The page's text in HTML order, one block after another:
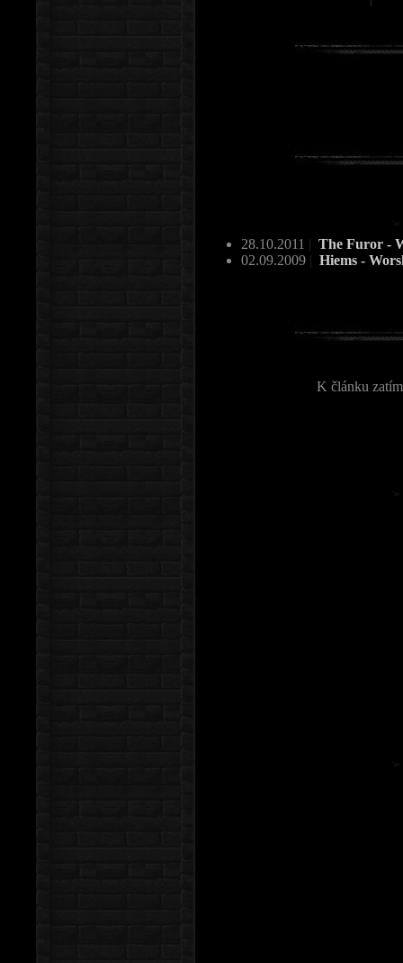
28.10.2011 | The Furor -
02.09.2009 | Hiems -
K článku